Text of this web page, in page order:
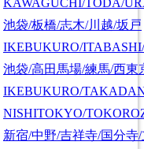
池袋/板橋/志木/川越/坂戸
IKEBUKURO/
池袋/高田馬場/練馬/西東
IKEBUKURO/
NISHITOKYO/
新宿/中野/吉祥寺/国分寺